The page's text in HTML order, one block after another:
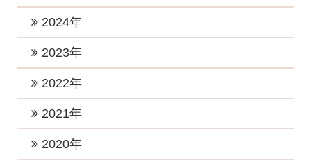
2026年5月 (1)
2026年4月 (1)
2026年3月 (1)
2026年2月 (1)
2025年11月 (1)
2025年9月 (1)
2025年8月 (1)
2025年6月 (2)
2025年5月 (1)
2024年
2024年12月 (2)
2024年10月 (1)
2024年9月 (2)
2024年8月 (1)
2023年
2023年12月 (1)
2023年8月 (2)
2023年7月 (2)
2022年
2022年12月 (1)
2022年10月 (1)
2021年
2021年11月 (4)
2020年